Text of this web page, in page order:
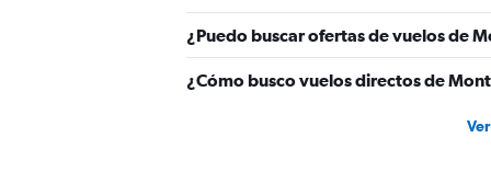
¿Puedo buscar ofertas de vuelos de
¿Cómo busco vuelos directos de